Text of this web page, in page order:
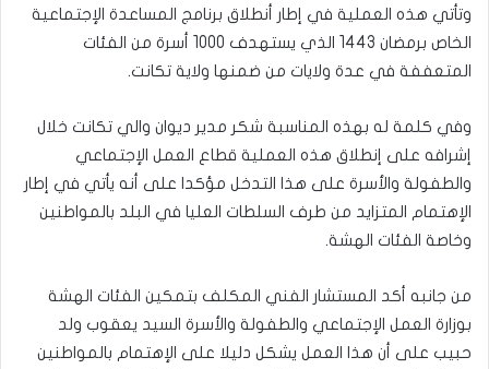
وتأتي هذه العملية في إطار أنطلاق برنامج المساعدة الإجتماعية
الخاص برمضان 1443 الذي يستهدف 1000 أسرة من الفئات
المتعففة في عدة ولايات من ضمنها ولاية تكانت.
وفي كلمة له بهذه المناسبة شكر مدير ديوان والي تكانت خلال
إشرافه على إنطلاق هذه العملية قطاع العمل الإجتماعي
والطفولة والأسرة على هذا التدخل مؤكدا على أنه يأتي في إطار
الإهتمام المتزايد من طرف السلطات العليا في البلد بالمواطنين
وخاصة الفئات الهشة.
من جانبه أكد المستشار الفني المكلف بتمكين الفئات الهشة
بوزارة العمل الإجتماعي والطفولة والأسرة السيد يعقوب ولد
حبيب على أن هذا العمل يشكل دليلا على الإهتمام بالمواطنين